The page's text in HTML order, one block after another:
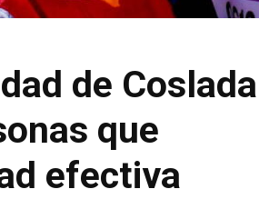
de Coslada
que
efectiva